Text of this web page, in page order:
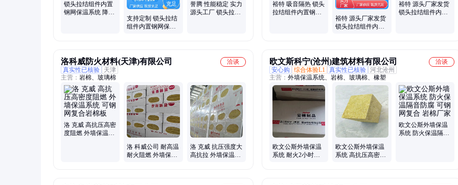
锁头拉结组件内置
钢网保温系统 降低
支持定制 锁头拉结
组件内置钢网保温
誉腾 性能稳定 实力
源头工厂 锁头拉结
裕特 吸音隔热 锁头
拉结组件内置钢网
裕特 源头厂家发货
锁头拉结组件内置
裕特 源头厂家发货
锁头拉结组件内置
洛科威防火材料(天津)有限公司
洽谈
真实性已核验
天津
主营： 岩棉、玻璃棉
洛 克威 高抗压高密
度阻燃 外墙保温系
洛 科威公司 耐高温
耐火阻燃 外墙保温
洛 克威 抗压强度大
高抗拉 外墙保温系
欧文斯科宁(沧州)建筑材料有限公司
洽谈
安心购
综合体验L1 真实性已核验 河北沧州
主营： 外墙保温系统、岩棉、玻璃棉、橡塑
欧文公斯外墙保温
系统 耐火2小时耐
欧文公斯外墙保温
系统 高抗压高密度
欧文公斯外墙保温
系统 防火保温隔音